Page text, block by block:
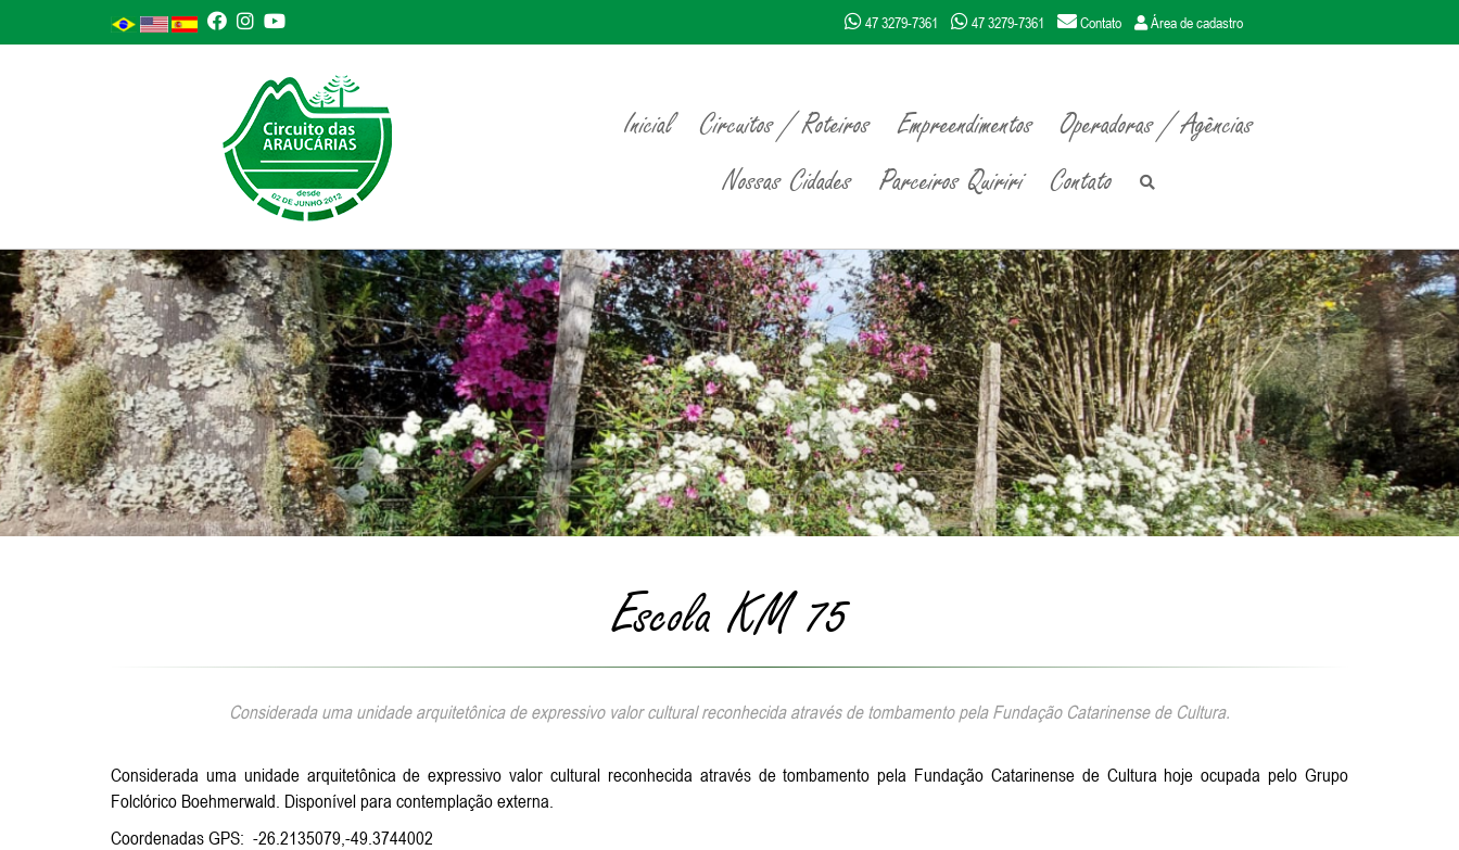
47 3279-7361 47 3279-7361 Contato Área de cadastro
Inicial Circuitos / Roteiros Empreendimentos
Operadoras / Agências
Nossas Cidades
Parceiros Quiriri Contato
Escola KM 75
Considerada uma unidade arquitetônica de expressivo valor cultural reconhecida através de tombamento pela Fundação Catarinense de Cultura.
Considerada uma unidade arquitetônica de expressivo valor cultural reconhecida através de tombamento pela Fundação Catarinense de Cultura hoje ocupada pelo Grupo
Folclórico Boehmerwald. Disponível para contemplação externa.
Coordenadas GPS: -26.2135079,-49.3744002